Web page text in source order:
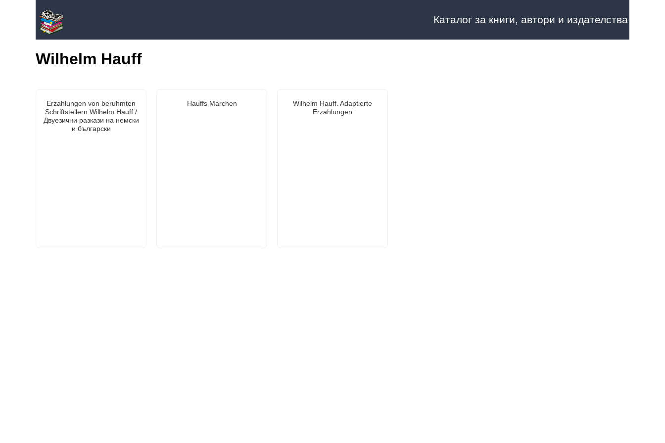
Каталог за книги, автори и издателства
Wilhelm Hauff
Erzahlungen von beruhmten
Schriftstellern Wilhelm Hauff /
Двуезични разкази на немски
и български
Hauffs Marchen
Wilhelm Hauff. Adaptierte
Erzahlungen